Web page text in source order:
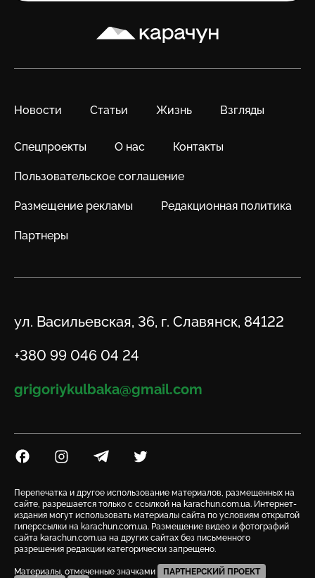
Карачун
Новости Статьи Жизнь Взгляды
Спецпроекты О нас Контакты
Пользовательское соглашение
Размещение рекламы Редакционная политика
Партнеры
Адрес
ул. Васильевская, 36, г. Славянск, 84122
Телефон
+380 99 046 04 24
Email
grigoriykulbaka@gmail.com
Посилання на Facebook
Посилання на Instagram
Посилання на Telegram
Посилання на Twitter
Перепечатка и другое использование материалов, размещенных на
сайте, разрешается только с ссылкой на karachun.com.ua. Интернет-
издания могут использовать материалы сайта по условиям открытой
гиперссылки на karachun.com.ua. Размещение видео и фотографий
сайта karachun.com.ua на других сайтах без письменного
разрешения редакции категорически запрещено.
Материалы, отмеченные значками ПАРТНЕРСКИЙ ПРОЕКТ